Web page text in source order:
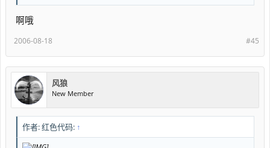
啊哦
#45
2006-08-18
风狼
New Member
作者: 红色代码: ↑